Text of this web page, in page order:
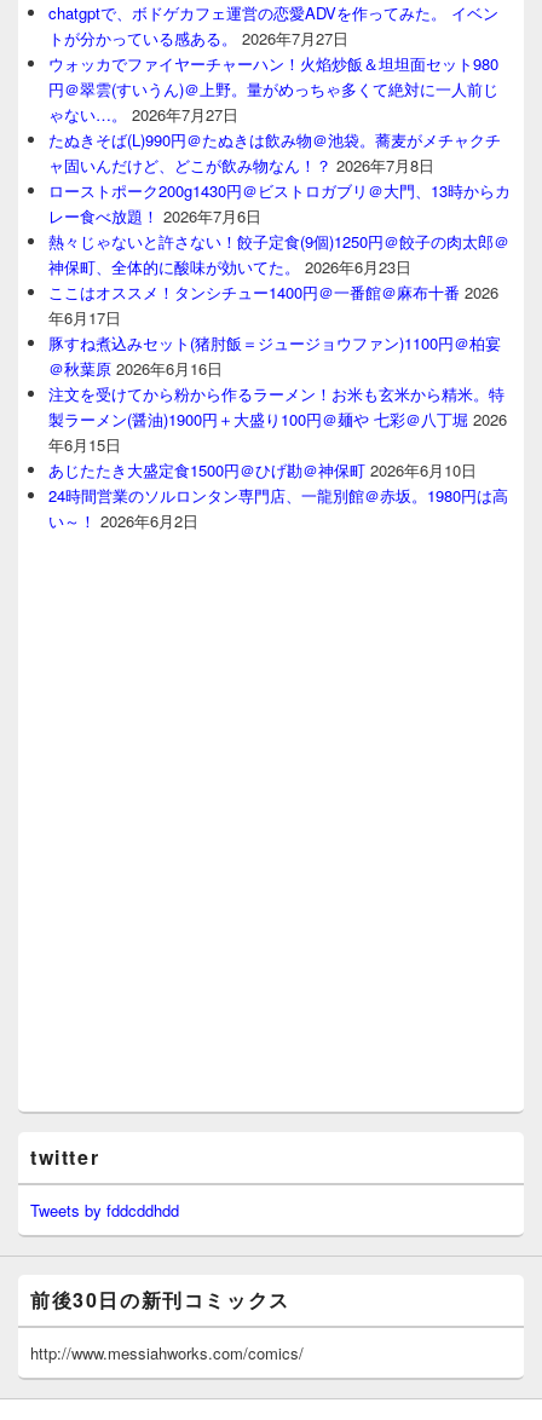
chatgptで、ボドゲカフェ運営の恋愛ADVを作ってみた。 イベン
トが分かっている感ある。
2026年7月27日
ウォッカでファイヤーチャーハン！火焰炒飯＆坦坦面セット980
円＠翠雲(すいうん)＠上野。量がめっちゃ多くて絶対に一人前じ
ゃない…。
2026年7月27日
たぬきそば(L)990円＠たぬきは飲み物＠池袋。蕎麦がメチャクチ
ャ固いんだけど、どこが飲み物なん！？ 2026年7月8日
ローストポーク200g1430円＠ビストロガブリ＠大門、13時からカ
レー食べ放題！ 2026年7月6日
熱々じゃないと許さない！餃子定食(9個)1250円＠餃子の肉太郎＠
神保町、全体的に酸味が効いてた。
2026年6月23日
ここはオススメ！タンシチュー1400円＠一番館＠麻布十番 2026
年6月17日
豚すね煮込みセット(猪肘飯＝ジュージョウファン)1100円＠柏宴
＠秋葉原 2026年6月16日
注文を受けてから粉から作るラーメン！お米も玄米から精米。特
製ラーメン(醤油)1900円＋大盛り100円＠麺や 七彩＠八丁堀 2026
年6月15日
あじたたき大盛定食1500円＠ひげ勘＠神保町 2026年6月10日
24時間営業のソルロンタン専門店、一龍別館＠赤坂。1980円は高
い～！ 2026年6月2日
twitter
Tweets by fddcddhdd
前後30日の新刊コミックス
http://www.messiahworks.com/comics/